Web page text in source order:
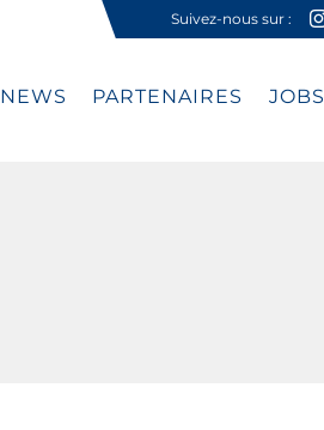
Suivez-nous sur :
NEWS PARTENAIRES JOBS